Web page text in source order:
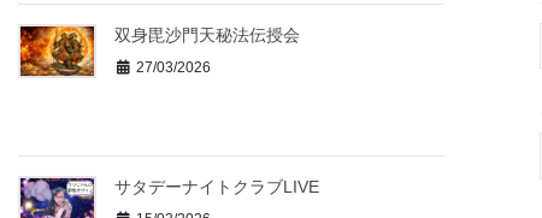
双身毘沙門天秘法伝授会
27/03/2026
サタデーナイトクラブLIVE